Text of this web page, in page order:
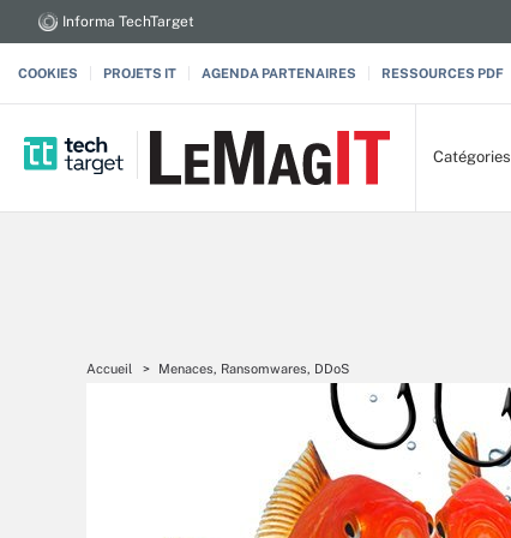
Informa TechTarget
COOKIES PROJETS IT AGENDA PARTENAIRES RESSOURCES PDF
Catégories
Accueil Menaces, Ransomwares, DDoS